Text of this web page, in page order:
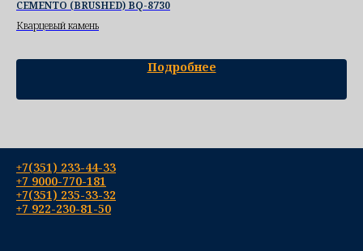
CEMENTO (BRUSHED) BQ-8730
Кварцевый камень
Подробнее
+7(351) 233-44-33
+7 9000-770-181
+7(351) 235-33-32
+7 922-230-81-50